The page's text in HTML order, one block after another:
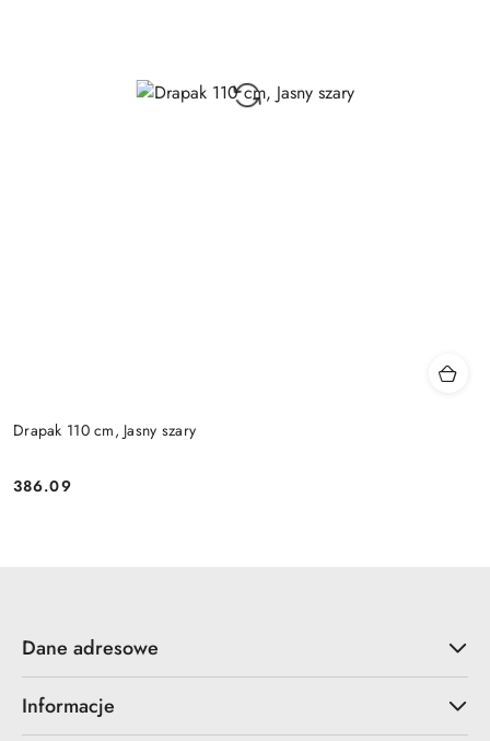
Drapak 110 cm, Jasny szary
Cena:
386.09
Dane adresowe
Informacje